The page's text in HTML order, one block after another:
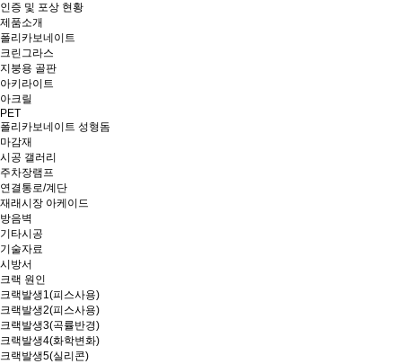
인증 및 포상 현황
제품소개
폴리카보네이트
크린그라스
지붕용 골판
아키라이트
아크릴
PET
폴리카보네이트 성형돔
마감재
시공 갤러리
주차장램프
연결통로/계단
재래시장 아케이드
방음벽
기타시공
기술자료
시방서
크랙 원인
크랙발생1(피스사용)
크랙발생2(피스사용)
크랙발생3(곡률반경)
크랙발생4(화학변화)
크랙발생5(실리콘)